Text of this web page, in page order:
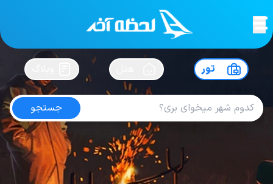
لحظه آخرسفرت رو بساز !
تور
جستجو
تور مشهد اسفند
امتیاز5 از5| از100 کاربر
تور داخلی تور مشهد
تور مشهد زمستان